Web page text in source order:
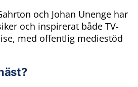
och Johan Unenge har
och inspirerat både TV-
med offentlig mediestöd